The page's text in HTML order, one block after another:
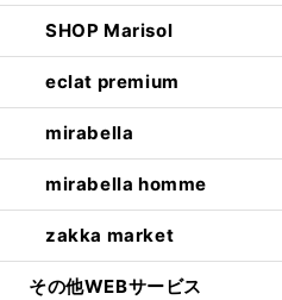
SHOP Marisol
eclat premium
mirabella
mirabella homme
zakka market
その他WEBサービス